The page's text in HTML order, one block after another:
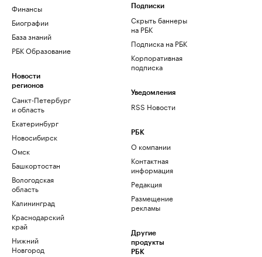
Финансы
Биографии
База знаний
РБК Образование
Новости
регионов
Санкт-Петербург
и область
Екатеринбург
Новосибирск
Омск
Башкортостан
Вологодская
область
Калининград
Краснодарский
край
Нижний
Новгород
Подписки
Скрыть баннеры
на РБК
Подписка на РБК
Корпоративная
подписка
Уведомления
RSS Новости
РБК
О компании
Контактная
информация
Редакция
Размещение
рекламы
Другие
продукты
РБК